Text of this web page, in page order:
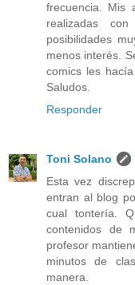
frecuencia. Mis
realizadas
posibilidades
menos interés.
comics les
Saludos.
Responder
Toni Solano
Esta vez
entran al blog
cual tontería.
contenidos de
profesor
minutos de
manera.